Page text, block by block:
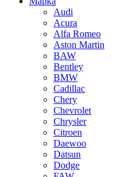
Audi
Acura
Alfa Romeo
Aston Martin
BAW
Bentley
BMW
Cadillac
Chery
Chevrolet
Chrysler
Citroen
Daewoo
Datsun
Dodge